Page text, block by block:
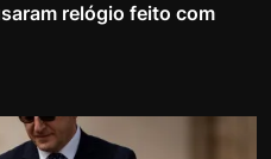
relógio feito com